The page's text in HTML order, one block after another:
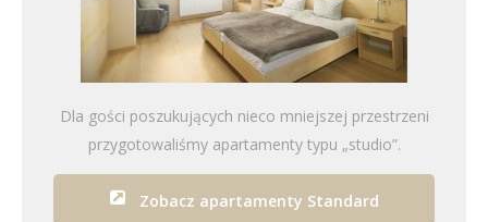
Dla gości poszukujących nieco mniejszej przestrzeni
przygotowaliśmy apartamenty typu „studio”.
Zobacz apartamenty Standard